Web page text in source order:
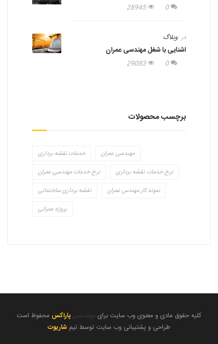
0
28945
در :وبلاگ
اشنایی با شغل مهندسی عمران
0
29083
برچسب محصولات
خدمات نقشه برداری
مهندسی عمران
نرخ خدمات مهندسی عمران
نرخ خدمات نقشه برداری
نقشه برداری ساختمانی
نمونه کار مهندس عمران
پروژه عمرانی
کلیه حقوق مادی و معنوی وب سایت برای پاراکس محفوظ است
طراحی و پشتیبانی وب سایت توسط تیم شاریوت